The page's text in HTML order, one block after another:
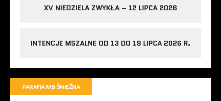
XV NIEDZIELA ZWYKŁA – 12 LIPCA 2026
INTENCJE MSZALNE OD 13 DO 19 LIPCA 2026 R.
PARAFIA MB ŚNIEŻNA